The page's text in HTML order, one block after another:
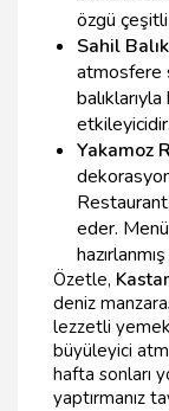
özgü
Sahil
atmosfere
etkileyicidir.
Yakamoz
eder.
Özetle,
deniz
lezzetli
büyüleyici
hafta sonları
yaptırmanız